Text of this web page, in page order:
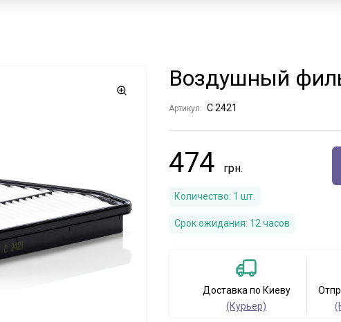
Воздушный
Артикул: C 2421
474
Количество: 1 шт.
Срок ожидания: 12 часов
Доставка по Киеву
(Курьер)